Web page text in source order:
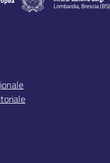
Lombardia, Brescia (BS)